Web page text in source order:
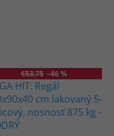
€53,75 –46 %
HIT: Regál
cm lakovaný 5-
nosnosť 875 kg -